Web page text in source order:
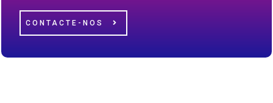
CONTACTE-NOS